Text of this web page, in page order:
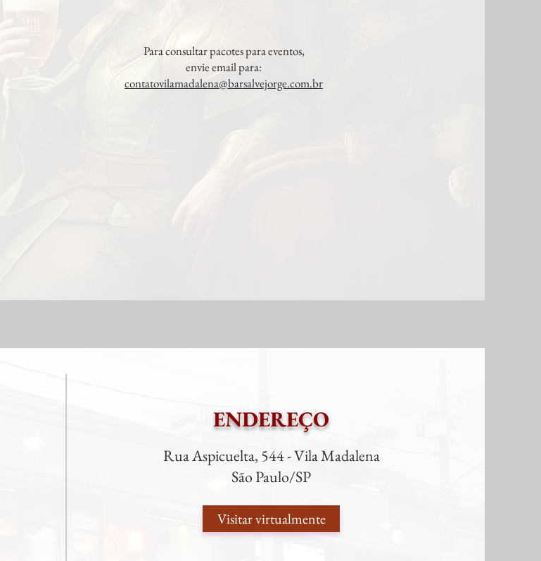
​Para consultar pacotes para eventos,
envie email para:
contatovilamadalena@barsalvejorge.com.br
ENDEREÇO
Rua Aspicuelta, 544 - Vila Madalena
São Paulo/SP
Visitar virtualmente